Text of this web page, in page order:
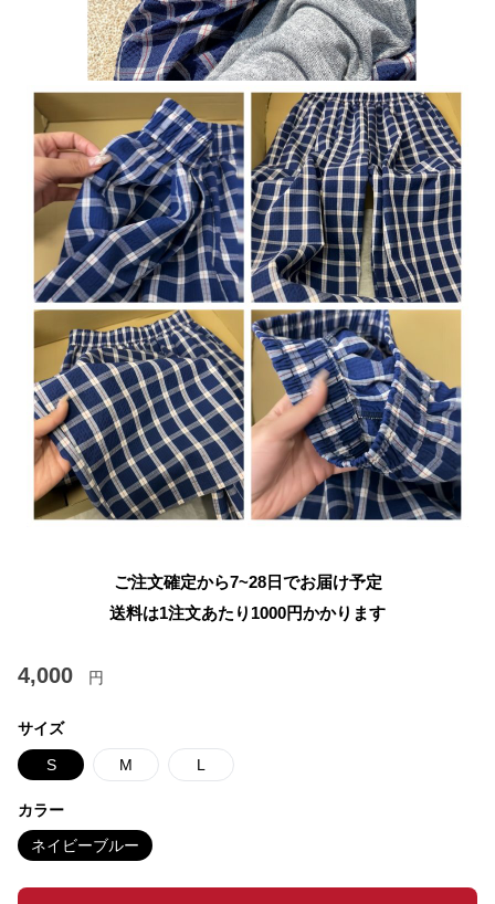
ご注文確定から7~28日でお届け予定
送料は1注文あたり 1000円かかります
4,000 円
サイズ
S M L
カラー
ネイビーブルー